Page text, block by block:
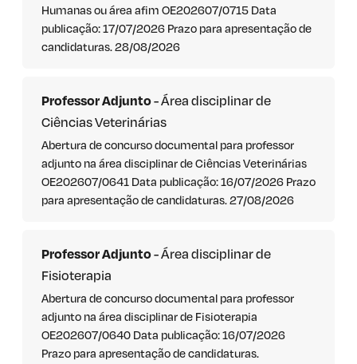
Humanas ou área afim OE202607/0715 Data
publicação: 17/07/2026 Prazo para apresentação de
candidaturas. 28/08/2026
Professor Adjunto- Área disciplinar de
Ciências Veterinárias
Abertura de concurso documental para professor
adjunto na área disciplinar de Ciências Veterinárias
OE202607/0641 Data publicação: 16/07/2026 Prazo
para apresentação de candidaturas. 27/08/2026
Professor Adjunto- Área disciplinar de
Fisioterapia
Abertura de concurso documental para professor
adjunto na área disciplinar de Fisioterapia
OE202607/0640 Data publicação: 16/07/2026
Prazo para apresentação de candidaturas.